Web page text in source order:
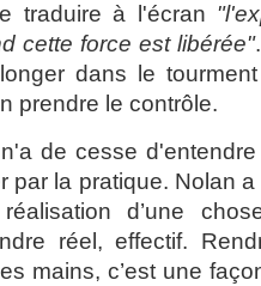
traduire à l'écran
cette force est libérée"
dans le
prendre le contrôle.
de cesse
par la pratique. Nolan
d’une
réel, effectif.
mains, c’est une